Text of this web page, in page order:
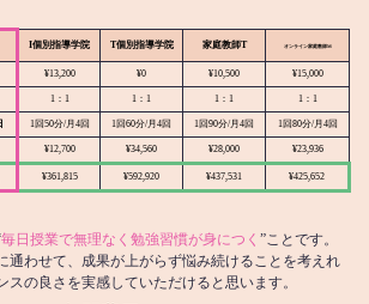
I個別指導学院 T個別指導学院 家庭教師T オンライン家庭教師M
¥13,200 ¥0 ¥10,500 ¥15,000
1：1 1：1 1：1 1：1
1回50分/月4回 1回60分/月4回 1回90分/月4回 1回80分/月4回
¥12,700 ¥34,560 ¥28,000 ¥23,936
¥361,815 ¥592,920 ¥437,531 ¥425,652
毎日授業で無理なく勉強習慣が身につく ”ことです。
通わせて、成果が上がらず悩み続けることを考えれ
スの良さを実感していただけると思います。